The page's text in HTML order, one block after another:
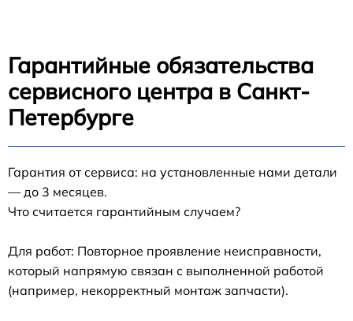
Гарантийные обязательства
сервисного центра в Санкт-
Петербурге
Гарантия от сервиса: на установленные нами детали
— до 3 месяцев.
Что считается гарантийным случаем?
Для работ: Повторное проявление неисправности,
который напрямую связан с выполненной работой
(например, некорректный монтаж запчасти).